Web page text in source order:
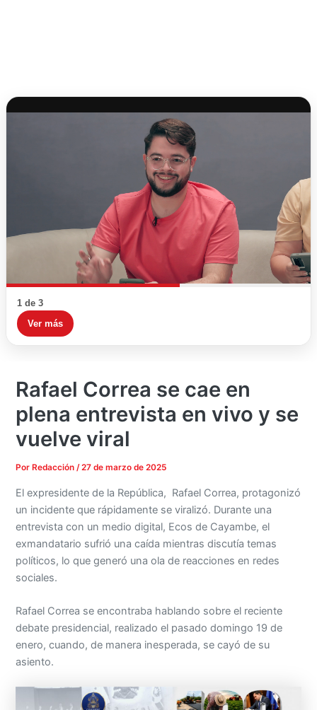
1 de 3
Ver más
Rafael Correa se cae en
plena entrevista en vivo y se
vuelve viral
Por Redacción/27 de marzo de 2025
El expresidente de la República, Rafael Correa, protagonizó
un incidente que rápidamente se viralizó. Durante una
entrevista con un medio digital, Ecos de Cayambe, el
exmandatario sufrió una caída mientras discutía temas
políticos, lo que generó una ola de reacciones en redes
sociales.
Rafael Correa se encontraba hablando sobre el reciente
debate presidencial, realizado el pasado domingo 19 de
enero, cuando, de manera inesperada, se cayó de su
asiento.